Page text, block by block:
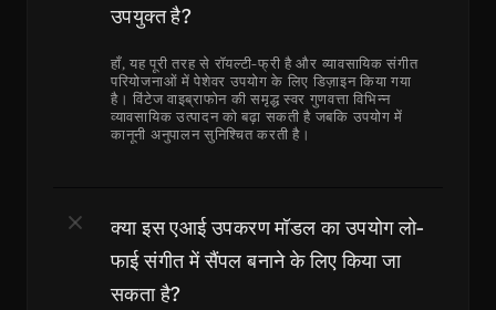
उपयुक्त है?
हाँ, यह पूरी तरह से रॉयल्टी-फ्री है और व्यावसायिक संगीत
परियोजनाओं में पेशेवर उपयोग के लिए डिज़ाइन किया गया
है। विंटेज वाइब्राफोन की समृद्ध स्वर गुणवत्ता विभिन्न
व्यावसायिक उत्पादन को बढ़ा सकती है जबकि उपयोग में
कानूनी अनुपालन सुनिश्चित करती है।
क्या इस एआई उपकरण मॉडल का उपयोग लो-
फाई संगीत में सैंपल बनाने के लिए किया जा
सकता है?